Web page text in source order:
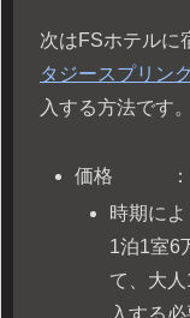
次はFSホテルに
タジースプリン
入する方法です。
価格
時期に
1泊1室6
て、大
入する必